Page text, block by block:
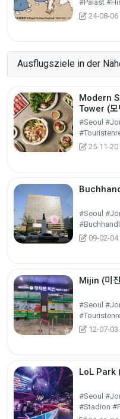
#Palast
24-08-06
Ausflugsziele in der
Modern
Tower (모
#Seoul
25-11-20
#Seoul
09-02-04
Mijin (미
#Seoul
12-07-03
LoL Park
#Seoul
#Stadion